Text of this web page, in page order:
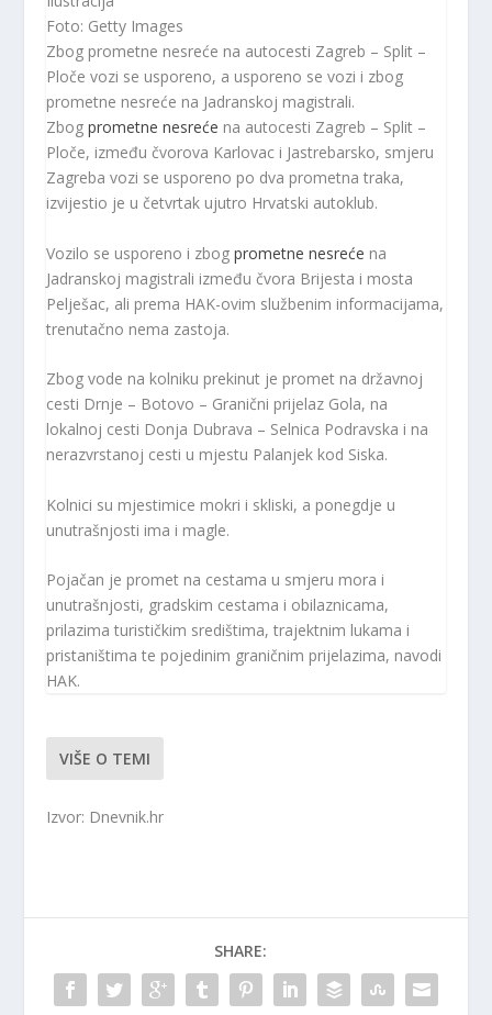
Foto: Getty Images
Zbog prometne nesreće na autocesti Zagreb – Split –
Ploče vozi se usporeno, a usporeno se vozi i zbog
prometne nesreće na Jadranskoj magistrali.
Zbogprometne nesreće na autocesti Zagreb – Split –
Ploče, između čvorova Karlovac i Jastrebarsko, smjeru
Zagreba vozi se usporeno po dva prometna traka,
izvijestio je u četvrtak ujutro Hrvatski autoklub.
Vozilo se usporeno i zbogprometne nesreće na
Jadranskoj magistrali između čvora Brijesta i mosta
Pelješac, ali prema HAK-ovim službenim informacijama,
trenutačno nema zastoja.
Zbog vode na kolniku prekinut je promet na državnoj
cesti Drnje – Botovo – Granični prijelaz Gola, na
lokalnoj cesti Donja Dubrava – Selnica Podravska i na
nerazvrstanoj cesti u mjestu Palanjek kod Siska.
Kolnici su mjestimice mokri i skliski, a ponegdje u
unutrašnjosti ima i magle.
Pojačan je promet na cestama u smjeru mora i
unutrašnjosti, gradskim cestama i obilaznicama,
prilazima turističkim središtima, trajektnim lukama i
pristaništima te pojedinim graničnim prijelazima, navodi
HAK.
VIŠE O TEMI
Izvor: Dnevnik.hr
SHARE: